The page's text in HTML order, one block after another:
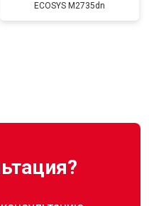
ECOSYS M2735dn